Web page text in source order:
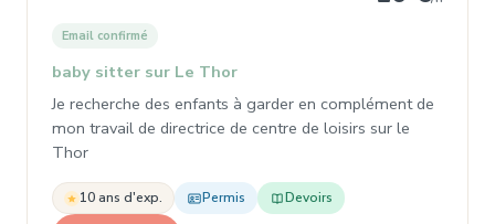
Email confirmé
baby sitter sur Le Thor
Je recherche des enfants à garder en complément de
mon travail de directrice de centre de loisirs sur le
Thor
10 ans d'exp. Permis Devoirs